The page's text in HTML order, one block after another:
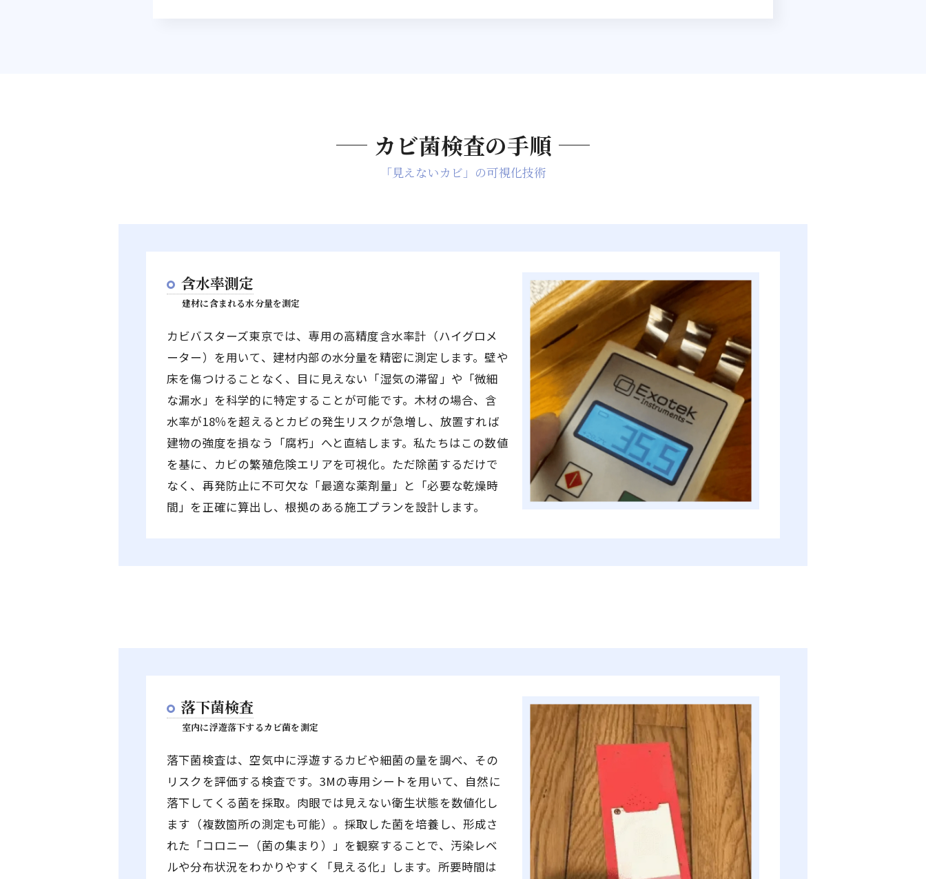
カビ菌検査の手順
「見えないカビ」の可視化技術
含水率測定
建材に含まれる水分量を測定
カビバスターズ東京では、専用の高精度含水率計（ハイグロメ
ーター）を用いて、建材内部の水分量を精密に測定します。壁や
床を傷つけることなく、目に見えない「湿気の滞留」や「微細
な漏水」を科学的に特定することが可能です。木材の場合、含
水率が18％を超えるとカビの発生リスクが急増し、放置すれば
建物の強度を損なう「腐朽」へと直結します。私たちはこの数値
を基に、カビの繁殖危険エリアを可視化。ただ除菌するだけで
なく、再発防止に不可欠な「最適な薬剤量」と「必要な乾燥時
間」を正確に算出し、根拠のある施工プランを設計します。
落下菌検査
室内に浮遊落下するカビ菌を測定
落下菌検査は、空気中に浮遊するカビや細菌の量を調べ、その
リスクを評価する検査です。3Mの専用シートを用いて、自然に
落下してくる菌を採取。肉眼では見えない衛生状態を数値化し
ます（複数箇所の測定も可能）。採取した菌を培養し、形成さ
れた「コロニー（菌の集まり）」を観察することで、汚染レベ
ルや分布状況をわかりやすく「見える化」します。所要時間は